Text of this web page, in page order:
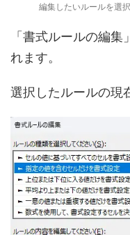
編集したいルールを選
「書式ルールの編
れます。
選択したルールの現